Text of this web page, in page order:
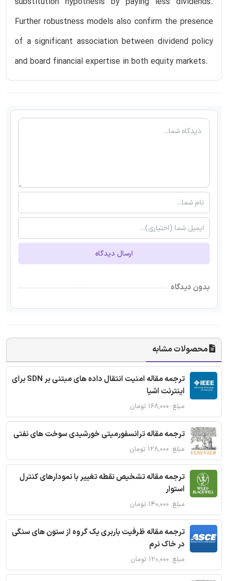
Further robustness models also confirm the presence
of a significant association between dividend policy
and board financial expertise in both equity markets.
ارسال دیدگاه
بدون دیدگاه
محصولات مشابه
ترجمه مقاله امنیت انتقال داده های مبتنی بر SDN برای
اینترنت اشیا
مبلغ: ۱۶۸,۰۰۰ تومان
ترجمه مقاله ترانسفورمیتی خورشیدی سوخت های نفتی
مبلغ: ۱۲۸,۰۰۰ تومان
ترجمه مقاله تشخیص نقطه تغییر با نمودارهای کنترل
استوار
مبلغ: ۱۴۰,۰۰۰ تومان
ترجمه مقاله ظرفیت باربری یک گروه از ستون های سنگی
در خاک نرم
مبلغ: ۱۲۰,۰۰۰ تومان